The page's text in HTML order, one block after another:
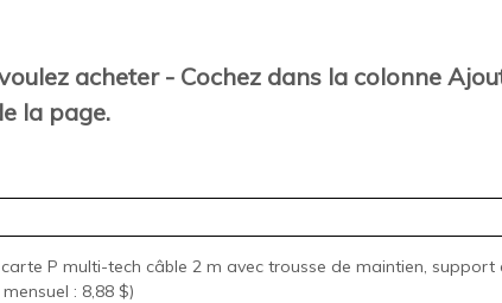
acheter - Cochez dans la colonne
la page.
P multi-tech câble 2 m avec trousse de maintien, support
: 8,88 $)